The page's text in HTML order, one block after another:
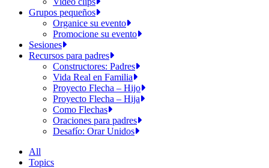
Grupos pequeños
Organice su evento
Promocione su evento
Sesiones
Recursos para padres
Constructores: Padres
Vida Real en Familia
Proyecto Flecha – Hijo
Proyecto Flecha – Hija
Como Flechas
Oraciones para padres
Desafío: Orar Unidos
All
Topics